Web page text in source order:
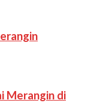
Merangin di